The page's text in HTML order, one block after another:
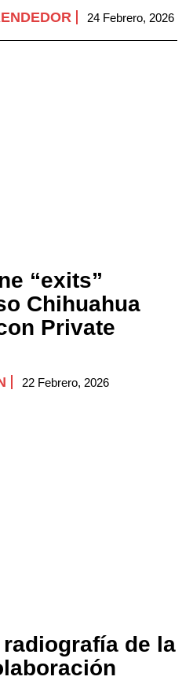
24 Febrero, 2026
“exits”
Chihuahua
Private
22 Febrero, 2026
radiografía de la